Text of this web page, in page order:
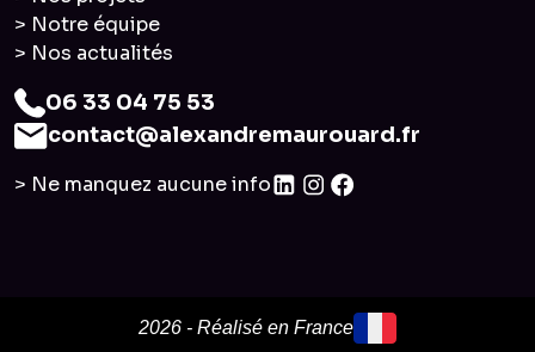
> Notre équipe
> Nos actualités
06 33 04 75 53
contact@alexandremaurouard.fr
> Ne manquez aucune info
2026 - Réalisé en France